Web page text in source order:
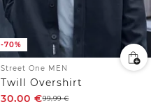
-70%
Street One MEN
Twill Overshirt
30,00 €99,99€